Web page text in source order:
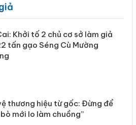
Khởi tố 2 chủ cơ sở làm giả
tấn gạo Séng Cù Mường
thương hiệu từ gốc: Đừng để
mới lo làm chuồng”